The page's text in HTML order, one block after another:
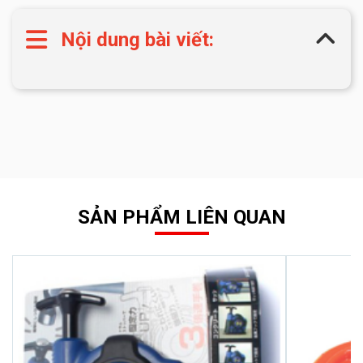
Nội dung bài viết:
SẢN PHẨM LIÊN QUAN